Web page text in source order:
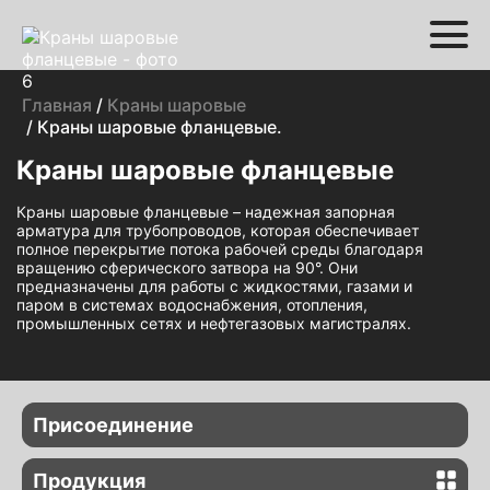
Главная / Краны шаровые
/ Краны шаровые фланцевые.
Краны шаровые фланцевые
Краны шаровые фланцевые – надежная запорная
арматура для трубопроводов, которая обеспечивает
полное перекрытие потока рабочей среды благодаря
вращению сферического затвора на 90°. Они
предназначены для работы с жидкостями, газами и
паром в системах водоснабжения, отопления,
промышленных сетях и нефтегазовых магистралях.
Продукция
Присоединение
Краны шаровые резьбовые